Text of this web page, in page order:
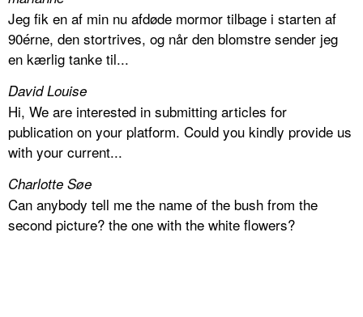
Jeg fik en af min nu afdøde mormor tilbage i starten af
90érne, den stortrives, og når den blomstre sender jeg
en kærlig tanke til...
David Louise
Hi, We are interested in submitting articles for
publication on your platform. Could you kindly provide us
with your current...
Charlotte Søe
Can anybody tell me the name of the bush from the
second picture? the one with the white flowers?